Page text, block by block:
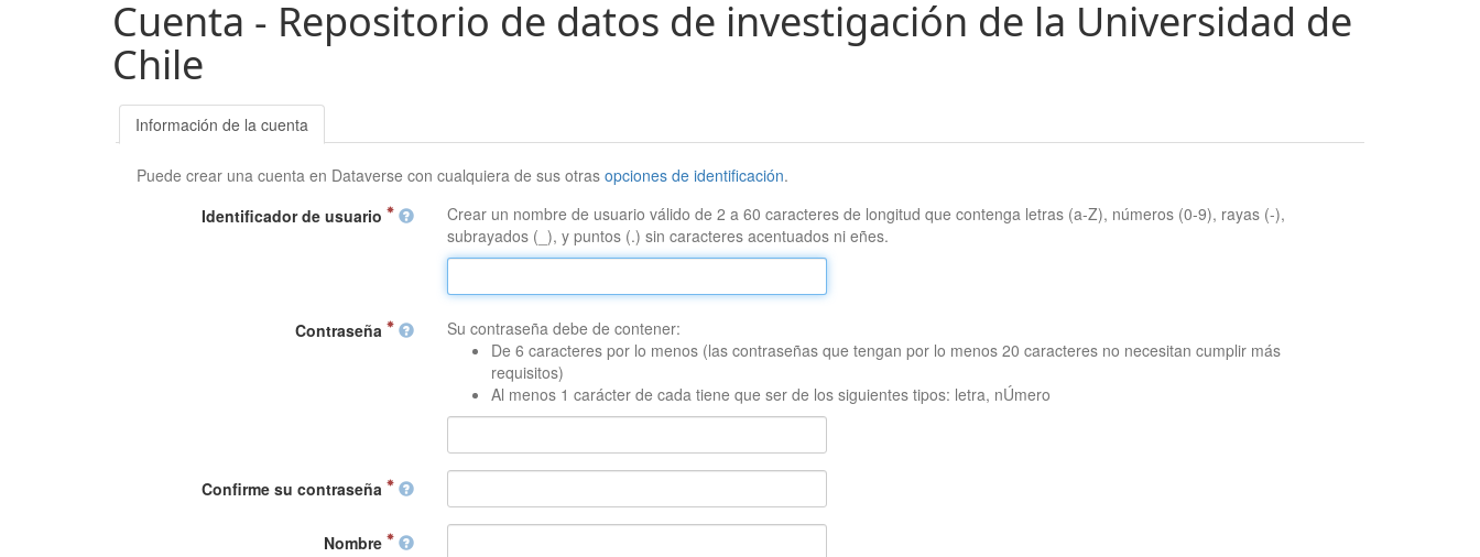
Cuenta - Repositorio de datos de investigación de la Universidad de
Chile
Información de la cuenta
Puede crear una cuenta en Dataverse con cualquiera de sus otrasopciones de identificación.
Identificador de usuario
Crear un nombre de usuario válido de 2 a 60 caracteres de longitud que contenga letras (a-Z), números (0-9), rayas (-),
subrayados (_), y puntos (.) sin caracteres acentuados ni eñes.
Contraseña
Su contraseña debe de contener:
De 6 caracteres por lo menos (las contraseñas que tengan por lo menos 20 caracteres no necesitan cumplir más
requisitos)
Al menos 1 carácter de cada tiene que ser de los siguientes tipos: letra, nÚmero
Confirme su contraseña
Nombre